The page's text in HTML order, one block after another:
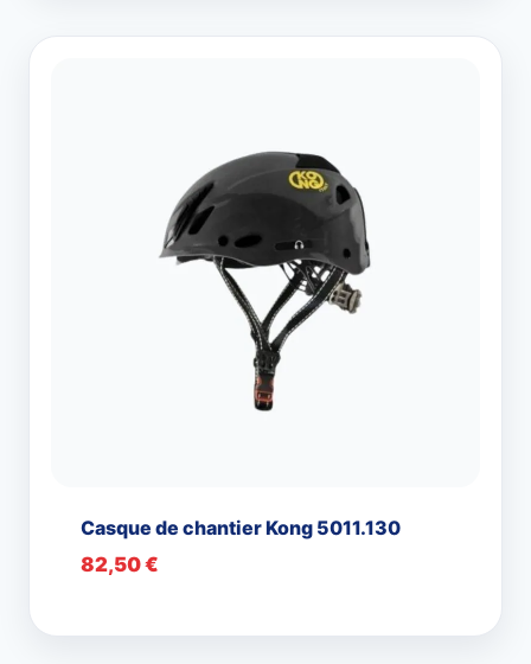
Casque de chantier Kong 5011.130
82,50€